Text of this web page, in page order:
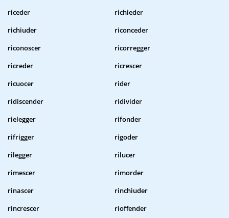
riceder
richieder
richiuder
riconceder
riconoscer
ricorregger
ricreder
ricrescer
ricuocer
rider
ridiscender
ridivider
rielegger
rifonder
rifrigger
rigoder
rilegger
rilucer
rimescer
rimorder
rinascer
rinchiuder
rincrescer
rioffender